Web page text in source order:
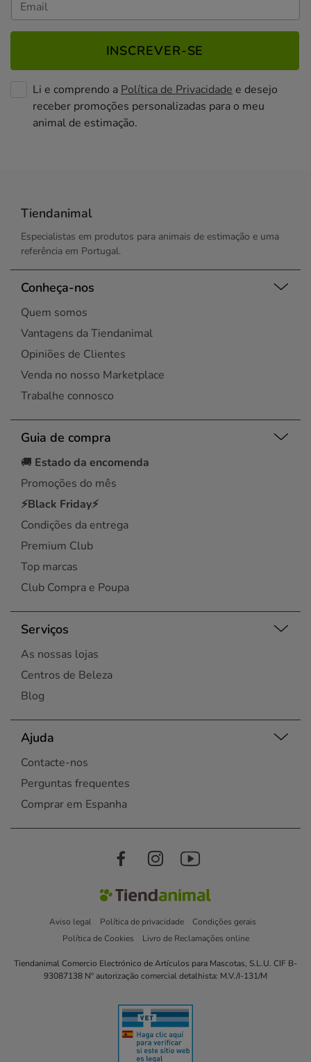
INSCREVER-SE
Li e comprendo a Política de Privacidade e desejo
receber promoções personalizadas para o meu
animal de estimação.
Tiendanimal
Especialistas em produtos para animais de estimação e uma
referência em Portugal.
Conheça-nos
Quem somos
Vantagens da Tiendanimal
Opiniões de Clientes
Venda no nosso Marketplace
Trabalhe connosco
Guia de compra
🚚 Estado da encomenda
Promoções do mês
⚡Black Friday⚡
Condições da entrega
Premium Club
Top marcas
Club Compra e Poupa
Serviços
As nossas lojas
Centros de Beleza
Blog
Ajuda
Contacte-nos
Perguntas frequentes
Comprar em Espanha
Aviso legal Política de privacidade
Condições gerais
Política de Cookies
Livro de Reclamações online
Tiendanimal Comercio Electrónico de Artículos para Mascotas, S.L.U. CIF B-
93087138 Nº autorização comercial detalhista: M.V./I-131/M